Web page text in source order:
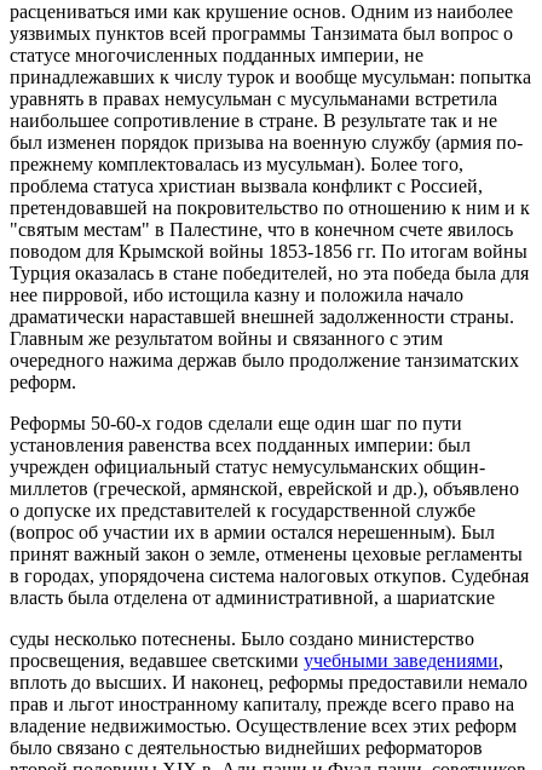
расцениваться ими как крушение основ. Одним из наиболее
уязвимых пунктов всей программы Танзимата был вопрос о
статусе многочисленных подданных империи, не
принадлежавших к числу турок и вообще мусульман: попытка
уравнять в правах немусульман с мусульманами встретила
наибольшее сопротивление в стране. В результате так и не
был изменен порядок призыва на военную службу (армия по-
прежнему комплектовалась из мусульман). Более того,
проблема статуса христиан вызвала конфликт с Россией,
претендовавшей на покровительство по отношению к ним и к
"святым местам" в Палестине, что в конечном счете явилось
поводом для Крымской войны 1853-1856 гг. По итогам войны
Турция оказалась в стане победителей, но эта победа была для
нее пирровой, ибо истощила казну и положила начало
драматически нараставшей внешней задолженности страны.
Главным же результатом войны и связанного с этим
очередного нажима держав было продолжение танзиматских
реформ.
Реформы 50-60-х годов сделали еще один шаг по пути
установления равенства всех подданных империи: был
учрежден официальный статус немусульманских общин-
миллетов (греческой, армянской, еврейской и др.), объявлено
о допуске их представителей к государственной службе
(вопрос об участии их в армии остался нерешенным). Был
принят важный закон о земле, отменены цеховые регламенты
в городах, упорядочена система налоговых откупов. Судебная
власть была отделена от административной, а шариатские
суды несколько потеснены. Было создано министерство
просвещения, ведавшее светскими учебными заведениями,
вплоть до высших. И наконец, реформы предоставили немало
прав и льгот иностранному капиталу, прежде всего право на
владение недвижимостью. Осуществление всех этих реформ
было связано с деятельностью виднейших реформаторов